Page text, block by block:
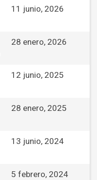
11 junio, 2026
28 enero, 2026
12 junio, 2025
28 enero, 2025
13 junio, 2024
5 febrero, 2024